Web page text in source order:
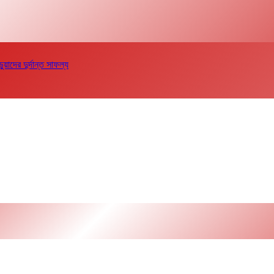
দুর্দান্ত সাফল্য